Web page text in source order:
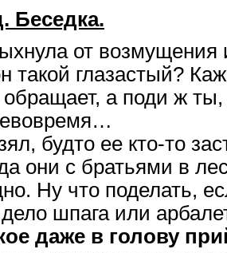
Беседка.
от возмущения
такой глазастый?
а поди ж
будто ее кто-то
они с братьями в
Ну что поделать,
шпага или
даже в голову